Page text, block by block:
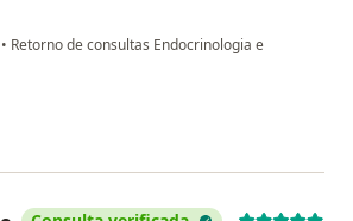
• Retorno de consultas Endocrinologia e
Marilza M Crepaldi